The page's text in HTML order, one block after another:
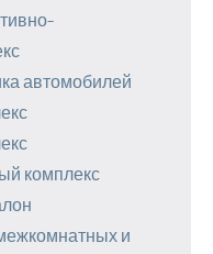
автомобилей
комплекс
и